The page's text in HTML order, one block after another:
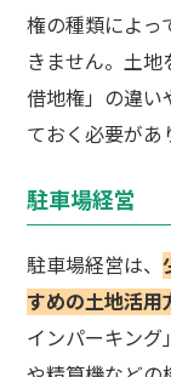
権の種類によっ
きません。土
借地権」の違い
ておく必要があ
駐車場経営
駐車場経営は、
すめの土地活用
インパーキング